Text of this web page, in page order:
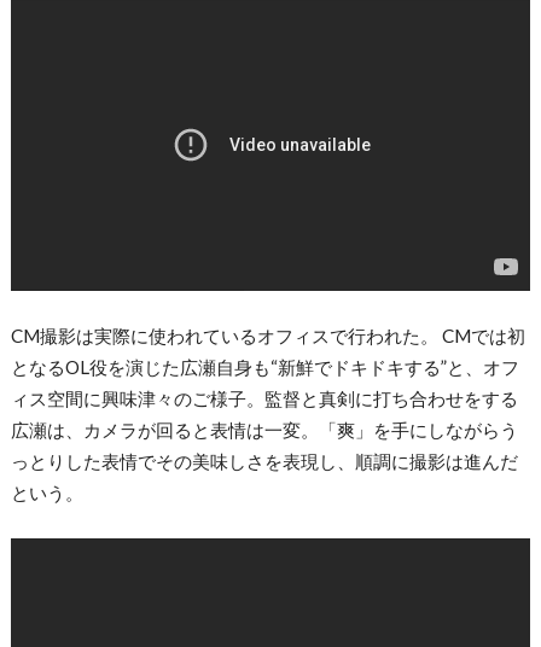
CM撮影は実際に使われているオフィスで行われた。 CMでは初
となるOL役を演じた広瀬自身も“新鮮でドキドキする”と、オフ
ィス空間に興味津々のご様子。監督と真剣に打ち合わせをする
広瀬は、カメラが回ると表情は一変。「爽」を手にしながらう
っとりした表情でその美味しさを表現し、順調に撮影は進んだ
という。